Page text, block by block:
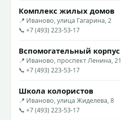
Комплекс жилых домов
📍 Иваново, улица Гагарина, 2
📞 +7 (493) 223-53-17
Вспомогательный корпус
📍 Иваново, проспект Ленина, 21
📞 +7 (493) 223-53-17
Школа колористов
📍 Иваново, улица Жиделева, 8
📞 +7 (493) 223-53-17